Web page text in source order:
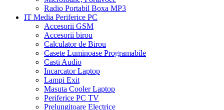
Radio Portabil Boxa MP3
IT Media Periferice PC
Accesorii GSM
Accesorii birou
Calculator de Birou
Casete Luminoase Programabile
Casti Audio
Incarcator Laptop
Lampi Exit
Masuta Cooler Laptop
Periferice PC TV
Prelungitoare Electrice